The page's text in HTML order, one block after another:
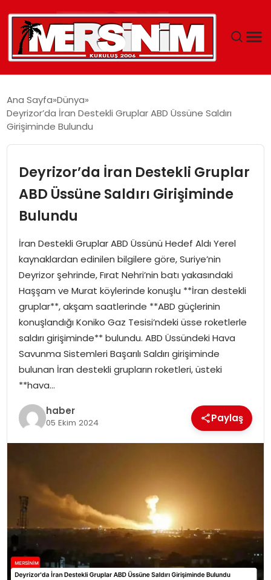
YAŞAM
SAĞLIK
EĞITIM
SPOR
EKONOMI
MAGAZIN
DÜNYA
OTOMOBIL
Ana Sayfa Dünya
Deyrizor’da İran Destekli Gruplar ABD Üssüne Saldırı
Girişiminde Bulundu
Deyrizor’da İran Destekli Gruplar
ABD Üssüne Saldırı Girişiminde
Bulundu
İran Destekli Gruplar ABD Üssünü Hedef Aldı Yerel
kaynaklardan edinilen bilgilere göre, Suriye’nin
Deyrizor şehrinde, Fırat Nehri’nin batı yakasındaki
Haşşam ve Murat köylerinde konuşlu **İran destekli
gruplar**, akşam saatlerinde **ABD güçlerinin
konuşlandığı Koniko Gaz Tesisi’ndeki üsse roketlerle
saldırı girişiminde** bulundu. ABD Üssündeki Hava
Savunma Sistemleri Başarılı Saldırı girişiminde
bulunan İran destekli grupların roketleri, üsteki
**hava…
haber
05 Ekim 2024 Paylaş